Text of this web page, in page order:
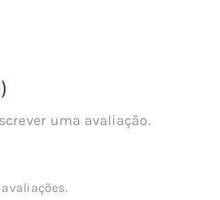
uma avaliação.